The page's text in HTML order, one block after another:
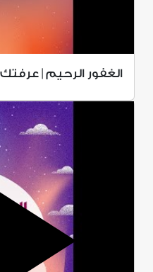
الغفور الرحيم |